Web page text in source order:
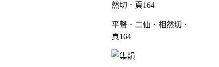
平聲．二仙．相然切．
頁164